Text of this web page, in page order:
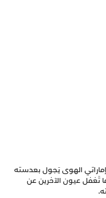
الهوى يَجول بعدسته
تَغفل عيون الآخرين عن